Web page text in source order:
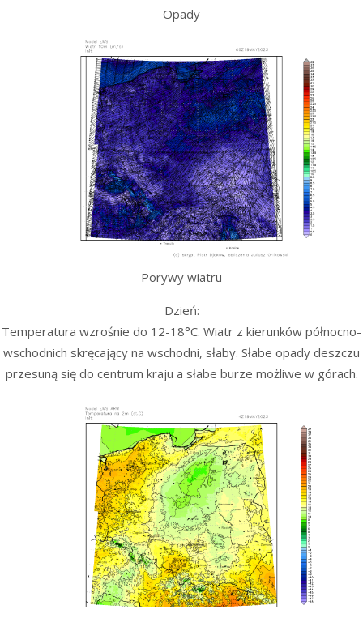
Opady
Porywy wiatru
Dzień:
Temperatura wzrośnie do 12-18°C. Wiatr z kierunków północno-
wschodnich skręcający na wschodni, słaby. Słabe opady deszczu
przesuną się do centrum kraju a słabe burze możliwe w górach.